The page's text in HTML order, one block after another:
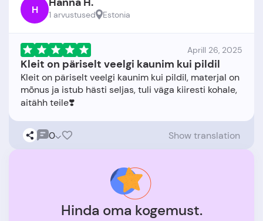
H 1 arvustused Estonia
Aprill 26, 2025
Kleit on päriselt veelgi kaunim kui pildil
Kleit on päriselt veelgi kaunim kui pildil, materjal on
mõnus ja istub hästi seljas, tuli väga kiiresti kohale,
0 Show translation
Hinda oma kogemust.